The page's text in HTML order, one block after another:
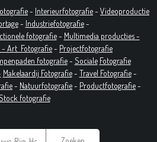
- Interieurfotografie- Videoproductie
- Industriefotografie-
fotografie- Multimedia producties -
- Art Fotografie- Projectfotografie
fotografie- Sociale Fotografie
Makelaardij Fotografie- Travel Fotografie-
- Natuurfotografie- Productfotografie-
fotografie